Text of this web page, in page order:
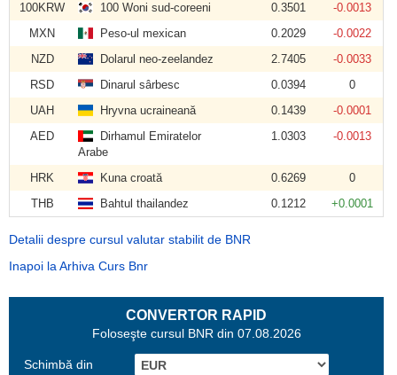
100KRW
100 Woni sud-coreeni 0.3501
-0.0013
MXN
Peso-ul mexican 0.2029
-0.0022
NZD
Dolarul neo-zeelandez 2.7405
-0.0033
RSD
Dinarul sârbesc 0.0394
0
UAH
Hryvna ucraineană 0.1439
-0.0001
AED
Dirhamul Emiratelor
Arabe
1.0303 -0.0013
HRK Kuna croată 0.6269
0
THB
Bahtul thailandez 0.1212 +0.0001
Detalii despre cursul valutar stabilit de BNR
Inapoi la Arhiva Curs Bnr
CONVERTOR RAPID
Foloseşte cursul BNR din 07.08.2026
Schimbă din